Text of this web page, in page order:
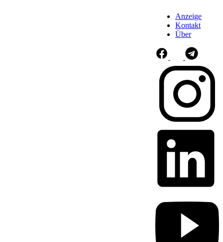
Anzeige
Kontakt
Über